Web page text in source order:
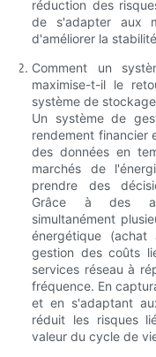
réduction des
de s'adapter aux
d'améliorer la
Comment un
maximise-t-il le
système de
Un système de
rendement financier
des données en
marchés de
prendre des
Grâce à des
simultanément
énergétique
gestion des coûts
services réseau à
fréquence. En
et en s'adaptant
réduit les risques
valeur du cycle de